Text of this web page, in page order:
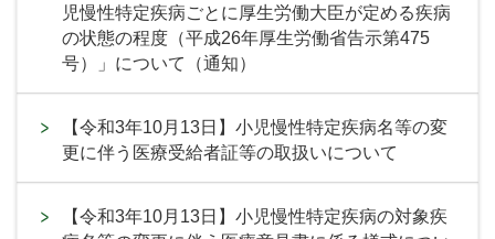
児慢性特定疾病ごとに厚生労働大臣が定める疾病
の状態の程度（平成26年厚生労働省告示第475
号）」について（通知）
【令和3年10月13日】小児慢性特定疾病名等の変
更に伴う医療受給者証等の取扱いについて
【令和3年10月13日】小児慢性特定疾病の対象疾